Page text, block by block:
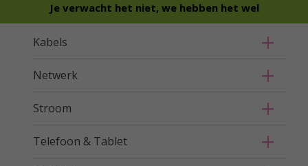
Je verwacht het niet, we hebben het wel
Kabels
Netwerk
Stroom
Telefoon & Tablet